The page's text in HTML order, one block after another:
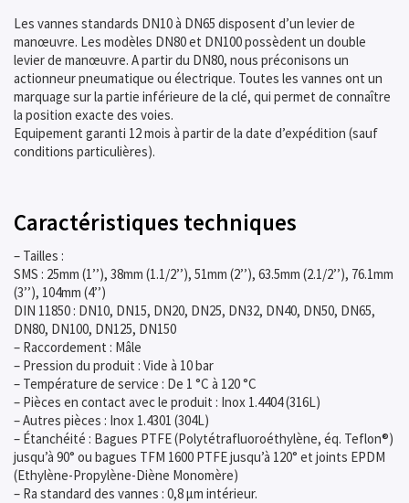
Les vannes standards DN10 à DN65 disposent d’un levier de
manœuvre. Les modèles DN80 et DN100 possèdent un double
levier de manœuvre. A partir du DN80, nous préconisons un
actionneur pneumatique ou électrique. Toutes les vannes ont un
marquage sur la partie inférieure de la clé, qui permet de connaître
la position exacte des voies.
Equipement garanti 12 mois à partir de la date d’expédition (sauf
conditions particulières).
Caractéristiques techniques
– Tailles :
SMS : 25mm (1’’), 38mm (1.1/2’’), 51mm (2’’), 63.5mm (2.1/2’’), 76.1mm
(3’’), 104mm (4’’)
DIN 11850 : DN10, DN15, DN20, DN25, DN32, DN40, DN50, DN65,
DN80, DN100, DN125, DN150
– Raccordement : Mâle
– Pression du produit : Vide à 10 bar
– Température de service : De 1 °C à 120 °C
– Pièces en contact avec le produit : Inox 1.4404 (316L)
– Autres pièces : Inox 1.4301 (304L)
– Étanchéité : Bagues PTFE (Polytétrafluoroéthylène, éq. Teflon®)
jusqu’à 90° ou bagues TFM 1600 PTFE jusqu’à 120° et joints EPDM
(Ethylène-Propylène-Diène Monomère)
– Ra standard des vannes : 0,8 μm intérieur.